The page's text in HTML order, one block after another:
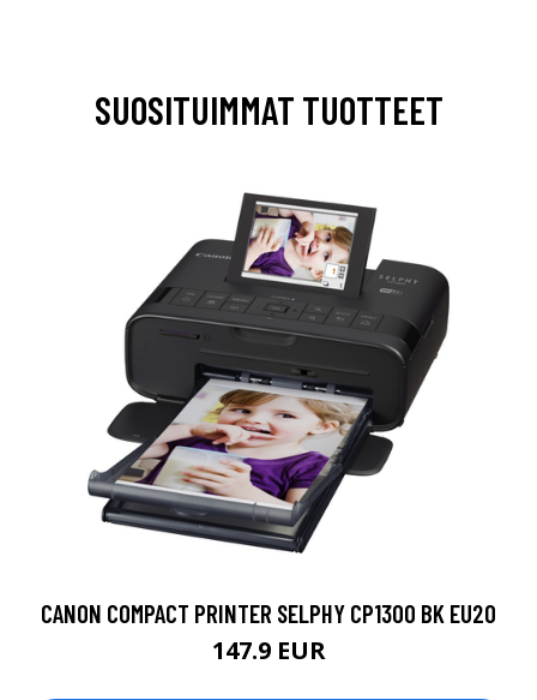
SUOSITUIMMAT TUOTTEET
CANON COMPACT PRINTER SELPHY CP1300 BK EU20
147.9 EUR